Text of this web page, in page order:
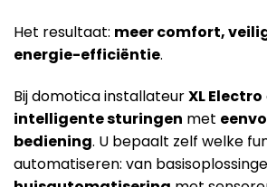
Het resultaat: meer comfort,
energie-efficiëntie.
Bij domotica installateurXL Electro
intelligente sturingen met
bediening. U bepaalt zelf welke
automatiseren: van